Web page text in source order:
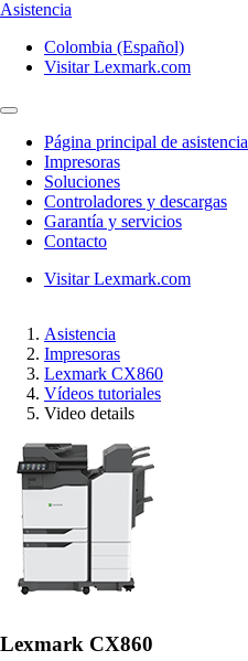
Asistencia
Colombia (Español)
Visitar Lexmark.com
Página principal de asistencia
Impresoras
Soluciones
Controladores y descargas
Garantía y servicios
Contacto
Visitar Lexmark.com
Asistencia
Impresoras
Lexmark CX860
Vídeos tutoriales
Video details
Lexmark CX860